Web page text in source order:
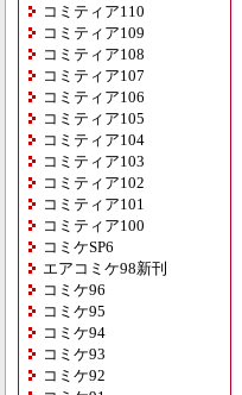
コミティア110
コミティア109
コミティア108
コミティア107
コミティア106
コミティア105
コミティア104
コミティア103
コミティア102
コミティア101
コミティア100
コミケSP6
エアコミケ98新刊
コミケ96
コミケ95
コミケ94
コミケ93
コミケ92